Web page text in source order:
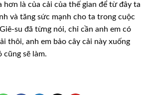
hơn là của cải của thế gian để từ đây ta
và tăng sức mạnh cho ta trong cuộc
su đã từng nói, chỉ cần anh em có
thôi, anh em bảo cây cải này xuống
cũng sẽ làm.